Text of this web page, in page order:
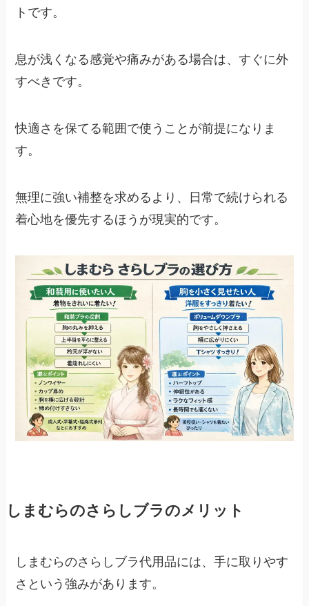
トです。
息が浅くなる感覚や痛みがある場合は、すぐに外
すべきです。
快適さを保てる範囲で使うことが前提になりま
す。
無理に強い補整を求めるより、日常で続けられる
着心地を優先するほうが現実的です。
しまむらのさらしブラのメリット
しまむらのさらしブラ代用品には、手に取りやす
さという強みがあります。